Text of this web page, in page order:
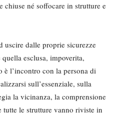
chiuse né soffocare in strutture e
uscire dalle proprie sicurezze
esclusa, impoverita,
è l’incontro con la persona di
sull’essenziale, sulla
la vicinanza, la comprensione
tutte le strutture vanno riviste in